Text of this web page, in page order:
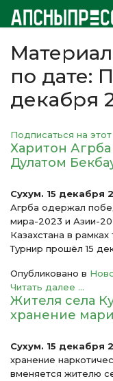
по дате:
декабря
Подписаться на этот
Харитон
Дулатом
Сухум. 15 декабря
Агрба одержал
мира-2023 и Азии-
Казахстана в
Турнир прошёл 15
Опубликовано в
Читать далее ...
Жителя села
хранение
Сухум. 15 декабря
хранение
вменяется жителю